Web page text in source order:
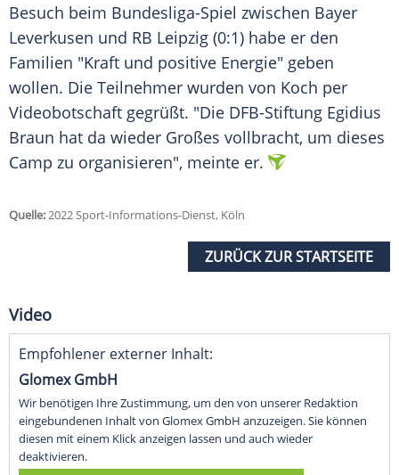
Besuch beim Bundesliga-Spiel zwischen Bayer
Leverkusen und RB Leipzig (0:1) habe er den
Familien "Kraft und positive Energie" geben
wollen. Die Teilnehmer wurden von Koch per
Videobotschaft gegrüßt. "Die DFB-Stiftung Egidius
Braun hat da wieder Großes vollbracht, um dieses
Camp zu organisieren", meinte er.
Quelle:2022 Sport-Informations-Dienst, Köln
ZURÜCK ZUR STARTSEITE
Video
Empfohlener externer Inhalt:
Glomex GmbH
Wir benötigen Ihre Zustimmung, um den von unserer Redaktion
eingebundenen Inhalt von Glomex GmbH anzuzeigen. Sie können
diesen mit einem Klick anzeigen lassen und auch wieder
deaktivieren.